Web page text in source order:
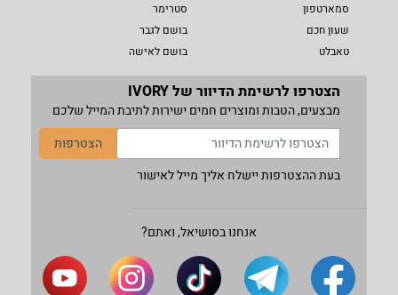
סמארטפון
שעון חכם
טאבלט
סטרימר
בושם לגבר
בושם לאישה
הצטרפו לרשימת הדיוור של IVORY
מבצעים, הטבות ומוצרים חמים ישירות לתיבת המייל שלכם
הצטרפות
בעת ההצטרפות יישלח אליך מייל לאישור
אנחנו בסושיאל, ואתם?